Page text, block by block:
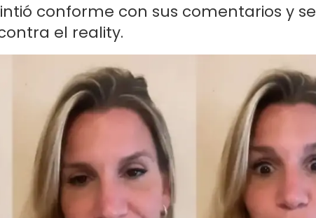
conforme con sus comentarios y se
el reality.